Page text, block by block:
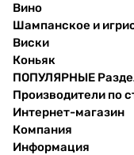
Вино
Шампанское и
Виски
Коньяк
ПОПУЛЯРНЫЕ
Производители по
Интернет-магазин
Компания
Информация